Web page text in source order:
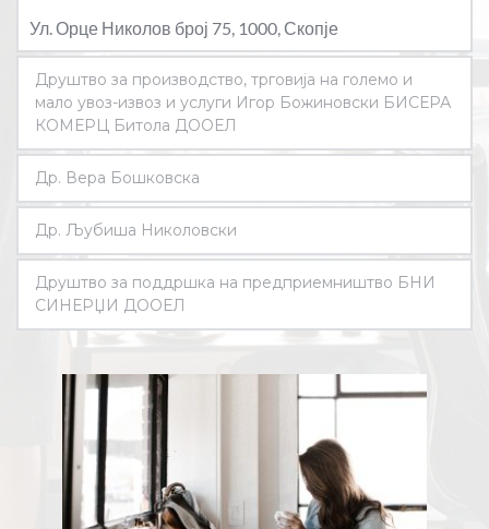
Ул. Орце Николов број 75, 1000, Скопје
Друштво за производство, трговија на големо и
мало увоз-извоз и услуги Игор Божиновски БИСЕРА
КОМЕРЦ Битола ДООЕЛ
Ул. Широк Сокак бр 42А Битола
Др. Вера Бошковска
Ул. Мишко Михајловски број 17-21, 1000 Скопје
Др. Љубиша Николовски
Ул. Д. Аврамовски Гуте бр. 24, 1000 Скопје
Друштво за поддршка на предприемништво БНИ
СИНЕРЏИ ДООЕЛ
Ул. Орце Николов број 75, 1000 Скопје